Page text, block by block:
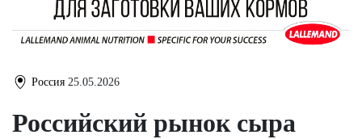
Россия 25.05.2026
Российский рынок сыра